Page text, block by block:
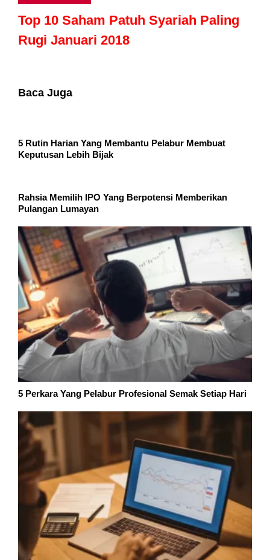
Top 10 Saham Patuh Syariah Paling
Rugi Januari 2018
Baca Juga
5 Rutin Harian Yang Membantu Pelabur Membuat
Keputusan Lebih Bijak
Rahsia Memilih IPO Yang Berpotensi Memberikan
Pulangan Lumayan
5 Perkara Yang Pelabur Profesional Semak Setiap Hari